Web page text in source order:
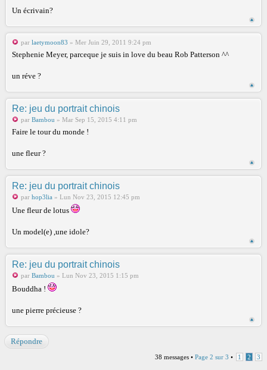
Un écrivain?
par laetymoon83 » Mer Juin 29, 2011 9:24 pm
Stephenie Meyer, parceque je suis in love du beau Rob Patterson ^^
un réve ?
Re: jeu du portrait chinois
par Bambou » Mar Sep 15, 2015 4:11 pm
Faire le tour du monde !
une fleur ?
Re: jeu du portrait chinois
par hop3lia » Lun Nov 23, 2015 12:45 pm
Une fleur de lotus
Un model(e) ,une idole?
Re: jeu du portrait chinois
par Bambou » Lun Nov 23, 2015 1:15 pm
Bouddha !
une pierre précieuse ?
Répondre
38 messages • Page 2 sur 3 • 1 2 3